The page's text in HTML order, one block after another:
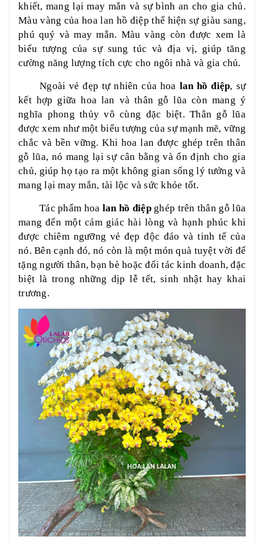
khiết, mang lại may mắn và sự bình an cho gia chủ.
Màu vàng của hoa lan hồ điệp thể hiện sự giàu sang,
phú quý và may mắn. Màu vàng còn được xem là
biểu tượng của sự sung túc và địa vị, giúp tăng
cường năng lượng tích cực cho ngôi nhà và gia chủ.
Ngoài vẻ đẹp tự nhiên của hoa lan hồ điệp, sự
kết hợp giữa hoa lan và thân gỗ lũa còn mang ý
nghĩa phong thủy vô cùng đặc biệt. Thân gỗ lũa
được xem như một biểu tượng của sự mạnh mẽ, vững
chắc và bền vững. Khi hoa lan được ghép trên thân
gỗ lũa, nó mang lại sự cân bằng và ổn định cho gia
chủ, giúp họ tạo ra một không gian sống lý tưởng và
mang lại may mắn, tài lộc và sức khỏe tốt.
Tác phẩm hoa lan hồ điệpghép trên thân gỗ lũa
mang đến một cảm giác hài lòng và hạnh phúc khi
được chiêm ngưỡng vẻ đẹp độc đáo và tinh tế của
nó. Bên cạnh đó, nó còn là một món quà tuyệt vời để
tặng người thân, bạn bè hoặc đối tác kinh doanh, đặc
biệt là trong những dịp lễ tết, sinh nhật hay khai
trương.